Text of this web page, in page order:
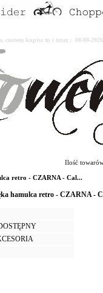
custom kupisz tu i teraz : 08-08-
Ilość
retro - CZARNA - Cal...
hamulca retro - CZARNA -